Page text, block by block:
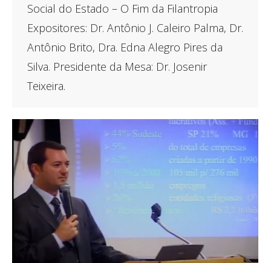
Social do Estado – O Fim da Filantropia
Expositores: Dr. Antônio J. Caleiro Palma, Dr.
Antônio Brito, Dra. Edna Alegro Pires da
Silva. Presidente da Mesa: Dr. Josenir
Teixeira.